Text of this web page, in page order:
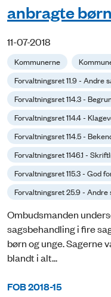
anbragte
11-07-2018
Kommunerne
Forvaltningsret 11.9 - Andre
Forvaltningsret 114.3 -
Forvaltningsret 114.4 -
Forvaltningsret 114.5 -
Forvaltningsret 1146.1 -
Forvaltningsret 115.3 - God
Forvaltningsret 25.9 - Andre
Ombudsmanden
sagsbehandling i fire
børn og unge.
blandt i alt...
FOB 2018-15